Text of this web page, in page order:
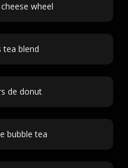
wheel
tea blend
de donut
bubble tea